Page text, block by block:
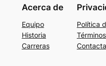
Acerca de
Equipo
Historia
Carreras
Política